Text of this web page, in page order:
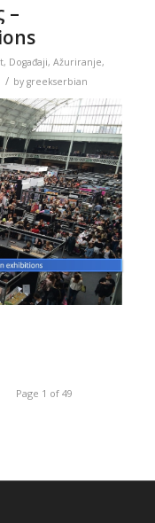
–
, Događaji, Ažuriranje,
/ by greekserbian
Page 1 of 49